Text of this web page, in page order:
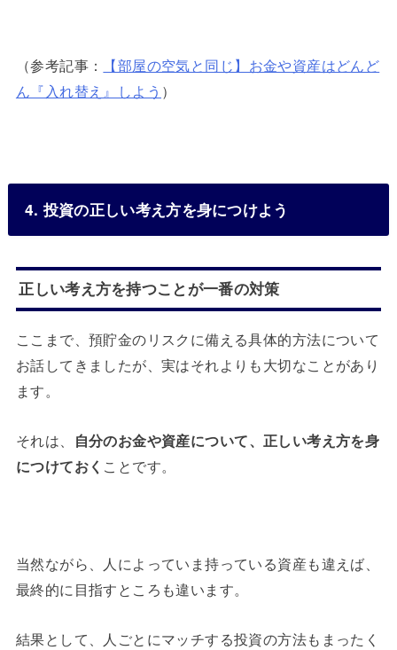
（参考記事：
【部屋の空気と同じ】お金や資産はどんど
ん『入れ替え』しよう ）
4. 投資の正しい考え方を身につけよう
正しい考え方を持つことが一番の対策
ここまで、預貯金のリスクに備える具体的方法について
お話してきましたが、実はそれよりも大切なことがあり
ます。
それは、
自分のお金や資産について、正しい考え方を身
につけておく ことです。
当然ながら、人によっていま持っている資産も違えば、
最終的に目指すところも違います。
結果として、人ごとにマッチする投資の方法もまったく